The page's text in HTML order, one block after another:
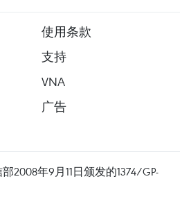
使用条款
支持
VNA
广告
2008年9月11日颁发的1374/GP-